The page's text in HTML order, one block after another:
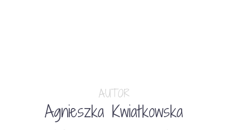
AUTOR
Agnieszka Kwiatkowska